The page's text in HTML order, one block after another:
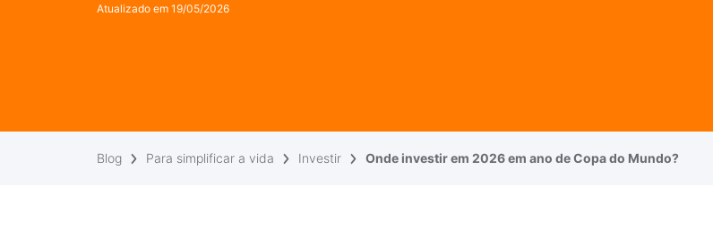
Atualizado em 19/05/2026
Blog Para simplificar a vida Investir Onde investir em 2026 em ano de Copa do Mundo?